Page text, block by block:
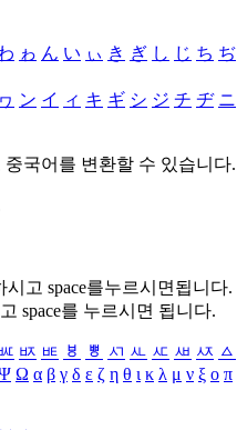
ゎ ん い ぃ き ぎ し じ ち ぢ
ヮ ン イ ィ キ ギ シ ジ チ ヂ ニ
국어를 변환할 수 있습니다.
시고 space를누르시면됩니다.
space를 누르시면 됩니다.
ㅶ ㅷ ㅸ ㅹ ㅺ ㅻ ㅼ ㅽ ㅾ ㅿ
Ω α β γ δ ε ζ η θ ι κ λ μ ν ξ ο π